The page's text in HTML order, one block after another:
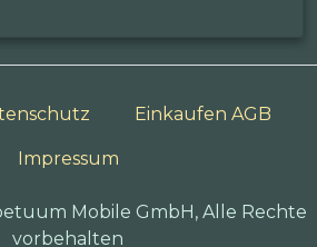
Einkaufen AGB
Impressum
Mobile GmbH, Alle Rechte
vorbehalten